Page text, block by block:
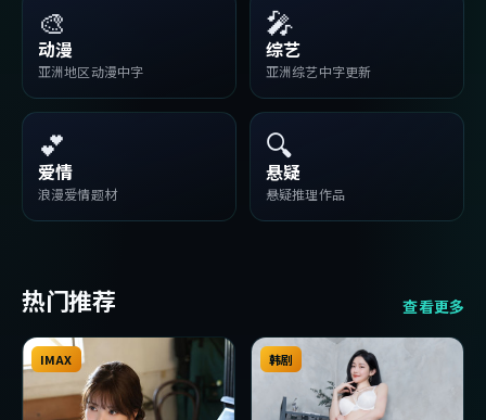
🎨
动漫
亚洲地区动漫中字
🎤
综艺
亚洲综艺中字更新
💕
爱情
浪漫爱情题材
🔍
悬疑
悬疑推理作品
热门推荐 查看更多
IMAX 韩剧